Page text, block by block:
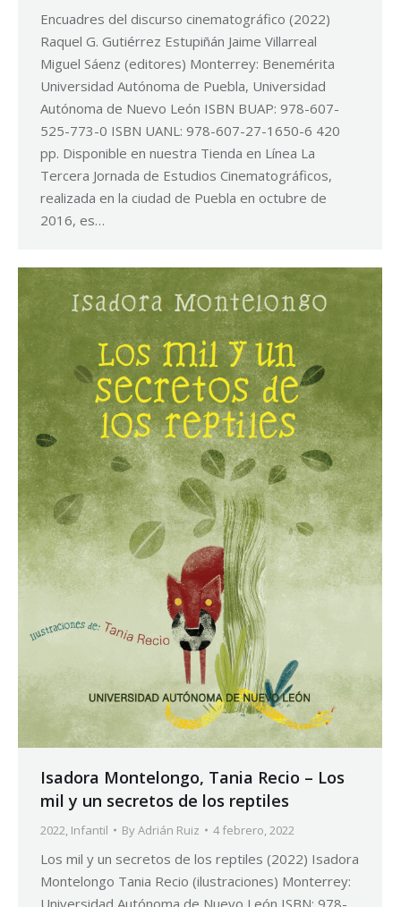
Encuadres del discurso cinematográfico (2022)
Raquel G. Gutiérrez Estupiñán Jaime Villarreal
Miguel Sáenz (editores) Monterrey: Benemérita
Universidad Autónoma de Puebla, Universidad
Autónoma de Nuevo León ISBN BUAP: 978-607-
525-773-0 ISBN UANL: 978-607-27-1650-6 420
pp. Disponible en nuestra Tienda en Línea La
Tercera Jornada de Estudios Cinematográficos,
realizada en la ciudad de Puebla en octubre de
2016, es…
Isadora Montelongo, Tania Recio – Los
mil y un secretos de los reptiles
2022, Infantil ByAdrián Ruiz 4 febrero, 2022
Los mil y un secretos de los reptiles (2022) Isadora
Montelongo Tania Recio (ilustraciones) Monterrey:
Universidad Autónoma de Nuevo León ISBN: 978-